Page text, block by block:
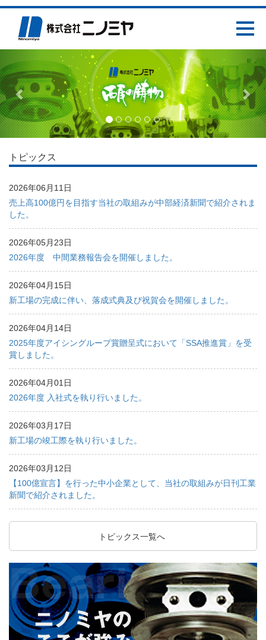
Previous
トピックス
2026年06月11日
売上高100億円を目指す当社の取組みが中部経済新聞で紹介されま
した。
2026年05月23日
2026年度 中間業務報告会を開催しました。
2026年04月15日
新工場の完成に伴い、落成式典及び祝賀会を開催しました。
2026年04月14日
2025年度アイシングループ賞贈呈式において「SSA推進賞」を受
賞しました。
2026年04月01日
2026年度 入社式を執り行いました。
2026年03月17日
新工場の竣工際を執り行いました。
2026年03月12日
【100億宣言】を行った中小企業として、当社の取組みが日刊工業
新聞で紹介されました。
トピックス一覧へ